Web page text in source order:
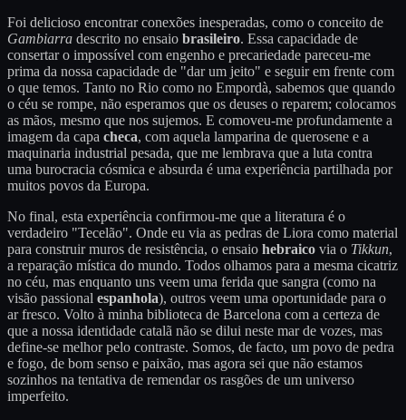
Foi delicioso encontrar conexões inesperadas, como o conceito de
Gambiarra descrito no ensaio brasileiro. Essa capacidade de
consertar o impossível com engenho e precariedade pareceu-me
prima da nossa capacidade de "dar um jeito" e seguir em frente com
o que temos. Tanto no Rio como no Empordà, sabemos que quando
o céu se rompe, não esperamos que os deuses o reparem; colocamos
as mãos, mesmo que nos sujemos. E comoveu-me profundamente a
imagem da capa checa, com aquela lamparina de querosene e a
maquinaria industrial pesada, que me lembrava que a luta contra
uma burocracia cósmica e absurda é uma experiência partilhada por
muitos povos da Europa.
No final, esta experiência confirmou-me que a literatura é o
verdadeiro "Tecelão". Onde eu via as pedras de Liora como material
para construir muros de resistência, o ensaio hebraico via o Tikkun,
a reparação mística do mundo. Todos olhamos para a mesma cicatriz
no céu, mas enquanto uns veem uma ferida que sangra (como na
visão passional espanhola), outros veem uma oportunidade para o
ar fresco. Volto à minha biblioteca de Barcelona com a certeza de
que a nossa identidade catalã não se dilui neste mar de vozes, mas
define-se melhor pelo contraste. Somos, de facto, um povo de pedra
e fogo, de bom senso e paixão, mas agora sei que não estamos
sozinhos na tentativa de remendar os rasgões de um universo
imperfeito.